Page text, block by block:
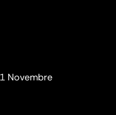
Novembre